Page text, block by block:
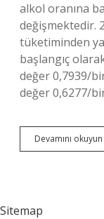
alkol oranına
değişmektedir.
tüketiminden
başlangıç
değer 0,7939/
değer 0,6277/
Devamını okuyun
Sitemap